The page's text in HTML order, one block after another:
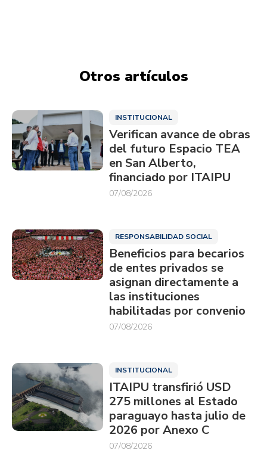
Otros artículos
INSTITUCIONAL
Verifican avance de obras
del futuro Espacio TEA
en San Alberto,
financiado por ITAIPU
07/08/2026
RESPONSABILIDAD SOCIAL
Beneficios para becarios
de entes privados se
asignan directamente a
las instituciones
habilitadas por convenio
07/08/2026
INSTITUCIONAL
ITAIPU transfirió USD
275 millones al Estado
paraguayo hasta julio de
2026 por Anexo C
07/08/2026